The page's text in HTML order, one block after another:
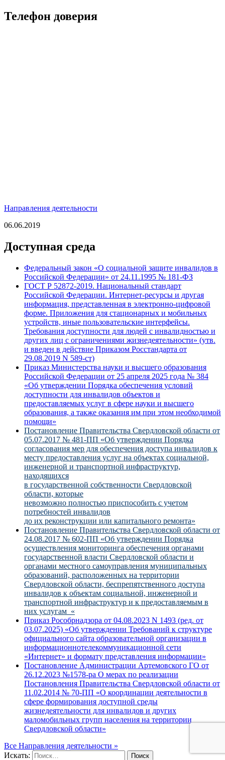
Телефон доверия
Направления деятельности
06.06.2019
Доступная среда
Федеральный закон «О социальной защите инвалидов в
Российской Федерации» от 24.11.1995 № 181-ФЗ
ГОСТ Р 52872-2019. Национальный стандарт
Российской Федерации. Интернет-ресурсы и другая
информация, представленная в электронно-цифровой
форме. Приложения для стационарных и мобильных
устройств, иные пользовательские интерфейсы.
Требования доступности для людей с инвалидностью и
других лиц с ограничениями жизнедеятельности» (утв.
и введен в действие Приказом Росстандарта от
29.08.2019 N 589-ст)
Приказ Министерства науки и высшего образования
Российской Федерации от 25 апреля 2025 года № 384
«Об утверждении Порядка обеспечения условий
доступности для инвалидов объектов и
предоставляемых услуг в сфере науки и высшего
образования, а также оказания им при этом необходимой
помощи»
Постановление Правительства Свердловской области от
05.07.2017 № 481-ПП «Об утверждении Порядка
согласования мер для обеспечения доступа инвалидов к
месту предоставления услуг на объектах социальной,
инженерной и транспортной инфраструктур,
находящихся
в государственной собственности Свердловской
области, которые
невозможно полностью приспособить с учетом
потребностей инвалидов
до их реконструкции или капитального ремонта»
Постановление Правительства Свердловской области от
24.08.2017 № 602-ПП «Об утверждении Порядка
осуществления мониторинга обеспечения органами
государственной власти Свердловской области и
органами местного самоуправления муниципальных
образований, расположенных на территории
Свердловской области, беспрепятственного доступа
инвалидов к объектам социальной, инженерной и
транспортной инфраструктур и к предоставляемым в
них услугам «
Приказ Рособрнадзора от 04.08.2023 N 1493 (ред. от
03.07.2025) «Об утверждении Требований к структуре
официального сайта образовательной организации в
информационнотелекоммуникационной сети
«Интернет» и формату представления информации»
Постановление Администрации Артемовского ГО от
26.12.2023 №1578-pa О мерах по реализации
Постановления Правительства Свердловской области от
11.02.2014 № 70-ПП «О координации деятельности в
сфере формирования доступной среды
жизнедеятельности для инвалидов и других
маломобильных групп населения на территории
Свердловской области»
Все Направления деятельности »
Искать:
Поиск